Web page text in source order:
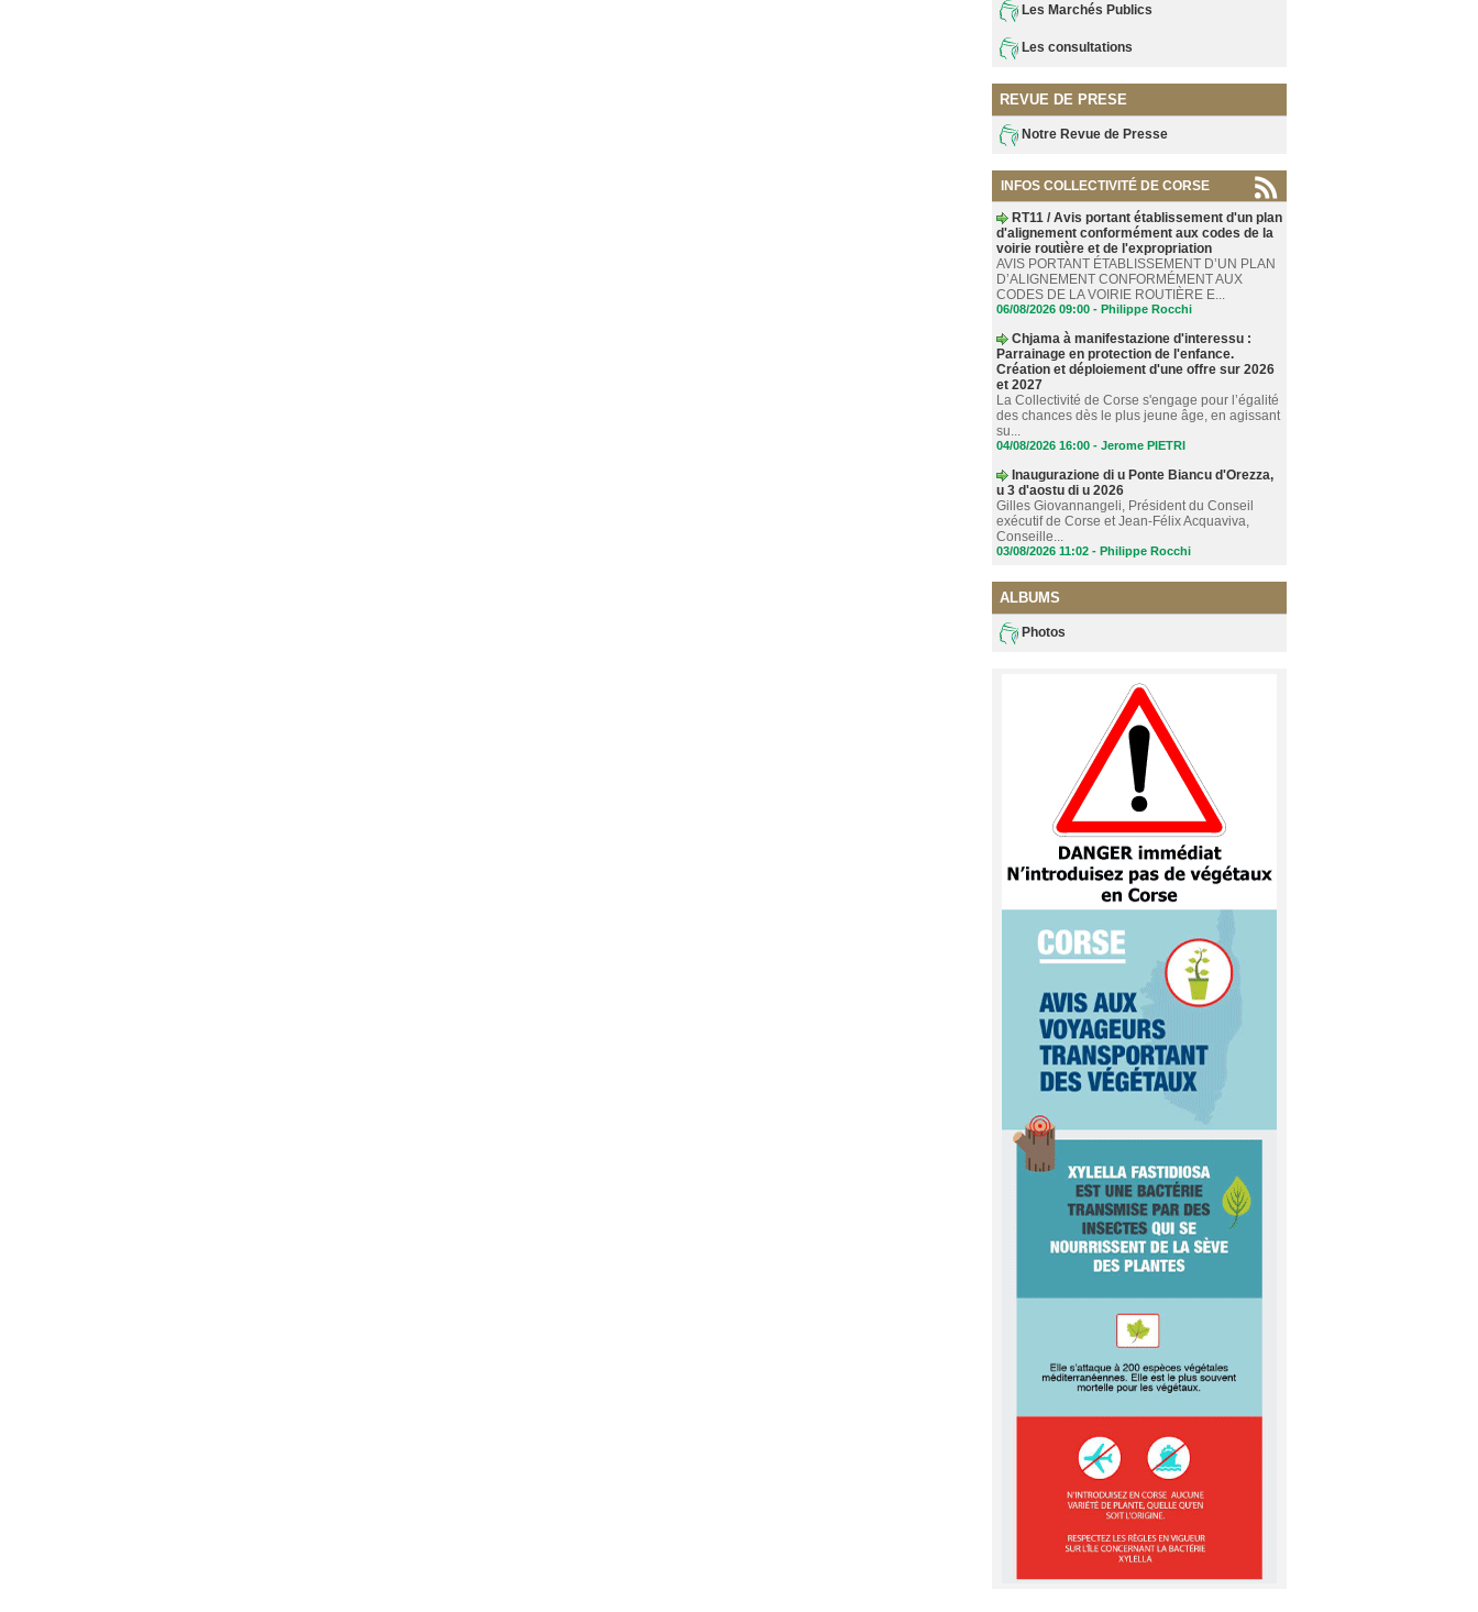
Les Marchés Publics
Les consultations
REVUE DE PRESE
Notre Revue de Presse
INFOS COLLECTIVITÉ DE CORSE
RT11 / Avis portant établissement d'un plan
d'alignement conformément aux codes de la
voirie routière et de l'expropriation
AVIS PORTANT ÉTABLISSEMENT D’UN PLAN
D’ALIGNEMENT CONFORMÉMENT AUX
CODES DE LA VOIRIE ROUTIÈRE E...
06/08/2026 09:00 - Philippe Rocchi
Chjama à manifestazione d'interessu :
Parrainage en protection de l'enfance.
Création et déploiement d'une offre sur 2026
et 2027
La Collectivité de Corse s'engage pour l’égalité
des chances dès le plus jeune âge, en agissant
su...
04/08/2026 16:00 - Jerome PIETRI
Inaugurazione di u Ponte Biancu d'Orezza,
u 3 d'aostu di u 2026
Gilles Giovannangeli, Président du Conseil
exécutif de Corse et Jean-Félix Acquaviva,
Conseille...
03/08/2026 11:02 - Philippe Rocchi
ALBUMS
Photos